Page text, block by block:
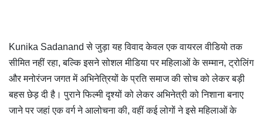
Kunika Sadanand से जुड़ा यह विवाद केवल एक वायरल वीडियो तक
सीमित नहीं रहा, बल्कि इसने सोशल मीडिया पर महिलाओं के सम्मान, ट्रोलिंग
और मनोरंजन जगत में अभिनेत्रियों के प्रति समाज की सोच को लेकर बड़ी
बहस छेड़ दी है। पुराने फिल्मी दृश्यों को लेकर अभिनेत्री को निशाना बनाए
जाने पर जहां एक वर्ग ने आलोचना की, वहीं कई लोगों ने इसे महिलाओं के